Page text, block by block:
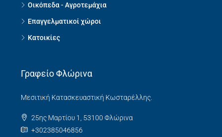
Οικόπεδα - Αγροτεμάχια
Επαγγελματικοί χώροι
Κατοικίες
Γραφείο Φλώρινα
Μεσιτική Κατασκευαστική Κωσταρέλλης.
25ης Μαρτίου 1, 53100 Φλώρινα
+302385046856